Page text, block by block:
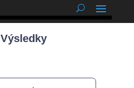
Výsledky